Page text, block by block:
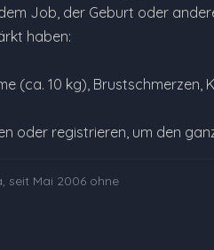
Job, der Geburt oder
haben:
(ca. 10 kg), Brustschmerzen,
oder registrieren, um den
seit Mai 2006 ohne